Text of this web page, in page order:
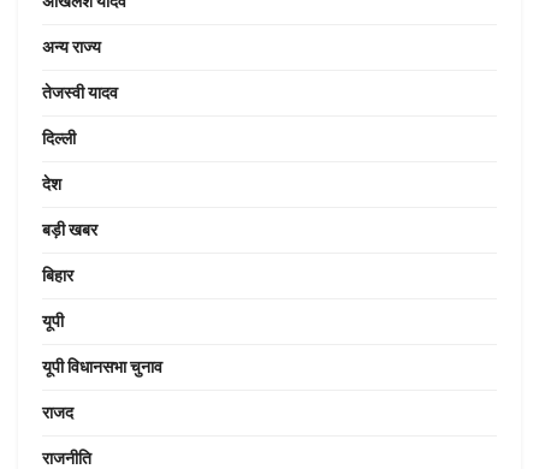
अन्य राज्य
तेजस्वी यादव
दिल्ली
देश
बड़ी खबर
बिहार
यूपी
यूपी विधानसभा चुनाव
राजद
राजनीति